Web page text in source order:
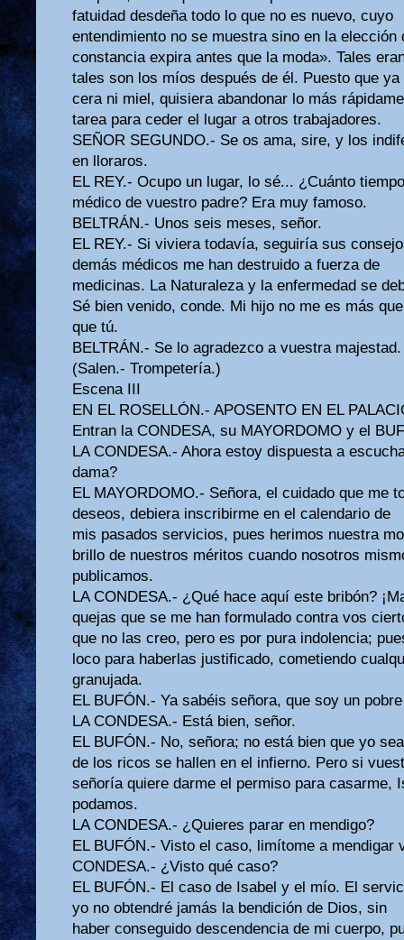
fatuidad desdeña todo lo que no es nuevo, cuyo
entendimiento no se muestra sino en la
constancia expira antes que la moda». Tales
tales son los míos después de él. Puesto que
cera ni miel, quisiera abandonar lo más
tarea para ceder el lugar a otros trabajadores.
SEÑOR SEGUNDO.- Se os ama, sire, y los
en lloraros.
EL REY.- Ocupo un lugar, lo sé... ¿Cuánto
médico de vuestro padre? Era muy famoso.
BELTRÁN.- Unos seis meses, señor.
EL REY.- Si viviera todavía, seguiría sus
demás médicos me han destruido a fuerza de
medicinas. La Naturaleza y la enfermedad se
Sé bien venido, conde. Mi hijo no me es más
que tú.
BELTRÁN.- Se lo agradezco a vuestra majestad.
(Salen.- Trompetería.)
Escena III
EN EL ROSELLÓN.- APOSENTO EN EL
Entran la CONDESA, su MAYORDOMO y el
LA CONDESA.- Ahora estoy dispuesta a
dama?
EL MAYORDOMO.- Señora, el cuidado que me
deseos, debiera inscribirme en el calendario de
mis pasados servicios, pues herimos nuestra
brillo de nuestros méritos cuando nosotros
publicamos.
LA CONDESA.- ¿Qué hace aquí este bribón?
quejas que se me han formulado contra vos
que no las creo, pero es por pura indolencia;
loco para haberlas justificado, cometiendo
granujada.
EL BUFÓN.- Ya sabéis señora, que soy un
LA CONDESA.- Está bien, señor.
EL BUFÓN.- No, señora; no está bien que yo
de los ricos se hallen en el infierno. Pero si
señoría quiere darme el permiso para casarme,
podamos.
LA CONDESA.- ¿Quieres parar en mendigo?
EL BUFÓN.- Visto el caso, limítome a mendigar
CONDESA.- ¿Visto qué caso?
EL BUFÓN.- El caso de Isabel y el mío. El
yo no obtendré jamás la bendición de Dios, sin
haber conseguido descendencia de mi cuerpo,